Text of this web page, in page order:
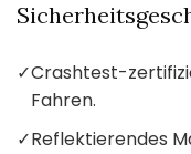
✓Crashtest-
Fahren.
✓Reflektierendes